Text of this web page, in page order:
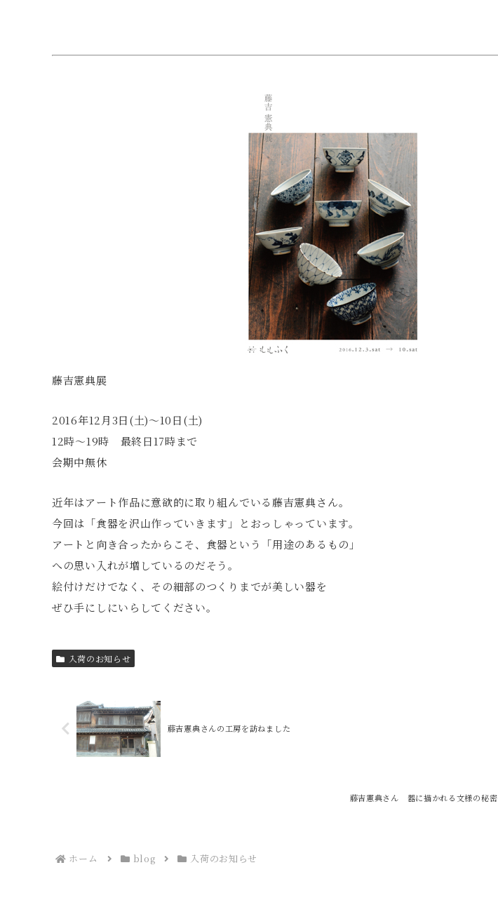
藤吉憲典展
2016年12月3日(土)〜10日(土)
12時～19時 最終日17時まで
会期中無休
近年はアート作品に意欲的に取り組んでいる藤吉憲典さん。
今回は「食器を沢山作っていきます」とおっしゃっています。
アートと向き合ったからこそ、食器という「用途のあるもの」
への思い入れが増しているのだそう。
絵付けだけでなく、その細部のつくりまでが美しい器を
ぜひ手にしにいらしてください。
入荷のお知らせ
藤吉憲典さんの工房を訪ねました
藤吉憲典さん 器に描かれる文様の秘密
ホーム blog 入荷のお知らせ